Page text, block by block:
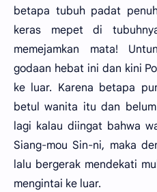
betapa tubuh padat
keras mepet di
memejamkan mata!
godaan hebat ini dan kini
ke luar. Karena betapa
betul wanita itu dan
lagi kalau diingat bahwa
Siang-mou Sin-ni, maka
lalu bergerak mendekati
mengintai ke luar.